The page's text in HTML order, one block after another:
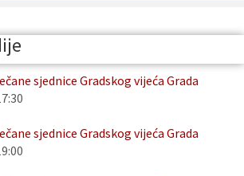
sjednice Gradskog vijeća Grada
sjednice Gradskog vijeća Grada